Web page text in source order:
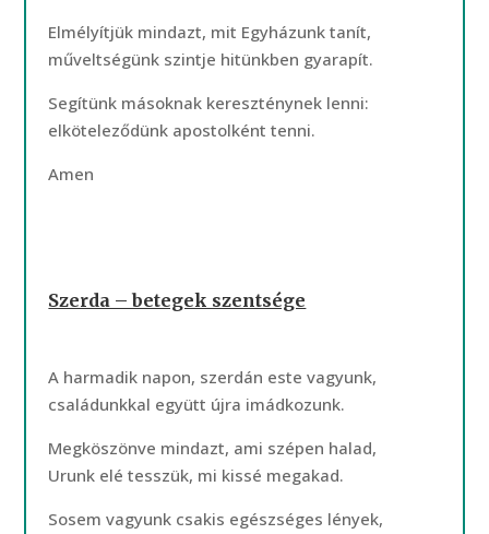
Elmélyítjük mindazt, mit Egyházunk tanít,
műveltségünk szintje hitünkben gyarapít.
Segítünk másoknak kereszténynek lenni:
elköteleződünk apostolként tenni.
Amen
Szerda – betegek szentsége
A harmadik napon, szerdán este vagyunk,
családunkkal együtt újra imádkozunk.
Megköszönve mindazt, ami szépen halad,
Urunk elé tesszük, mi kissé megakad.
Sosem vagyunk csakis egészséges lények,